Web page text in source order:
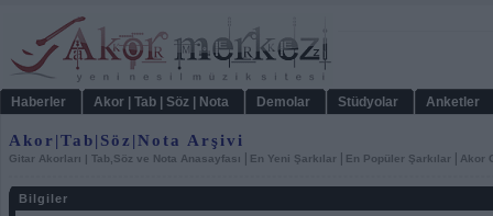
Haberler Akor | Tab | Söz | Nota Demolar Stüdyolar Anketler
Akor|Tab|Söz|Nota Arşivi
Gitar Akorları | Tab,Söz ve Nota Anasayfası En Yeni Şarkılar En Popüler Şarkılar Akor
Bilgiler